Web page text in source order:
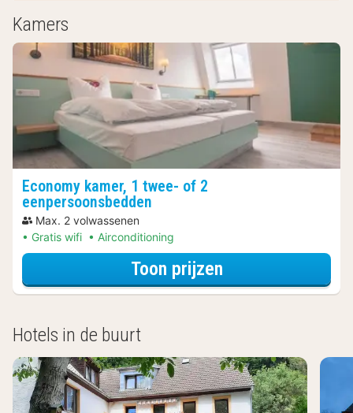
Kamers
Economy kamer, 1 twee- of 2
eenpersoonsbedden
Max. 2 volwassenen
Gratis wifi
Airconditioning
Toon prijzenvoor Economy
Hotels in de buurt